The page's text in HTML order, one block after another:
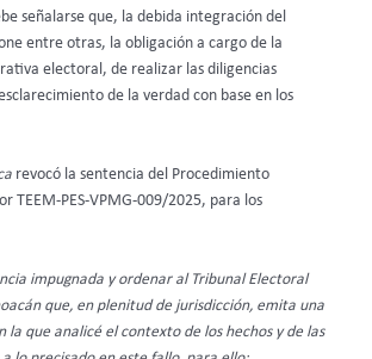
señalarse que, la debida integración del
entre otras, la obligación a cargo de la
electoral, de realizar las diligencias
de la verdad con base en los
revocó la sentencia del Procedimiento
TEEM-PES-VPMG-009/2025, para los
impugnada y ordenar al Tribunal Electoral
que, en plenitud de jurisdicción, emita una
la que analicé el contexto de los hechos y de las